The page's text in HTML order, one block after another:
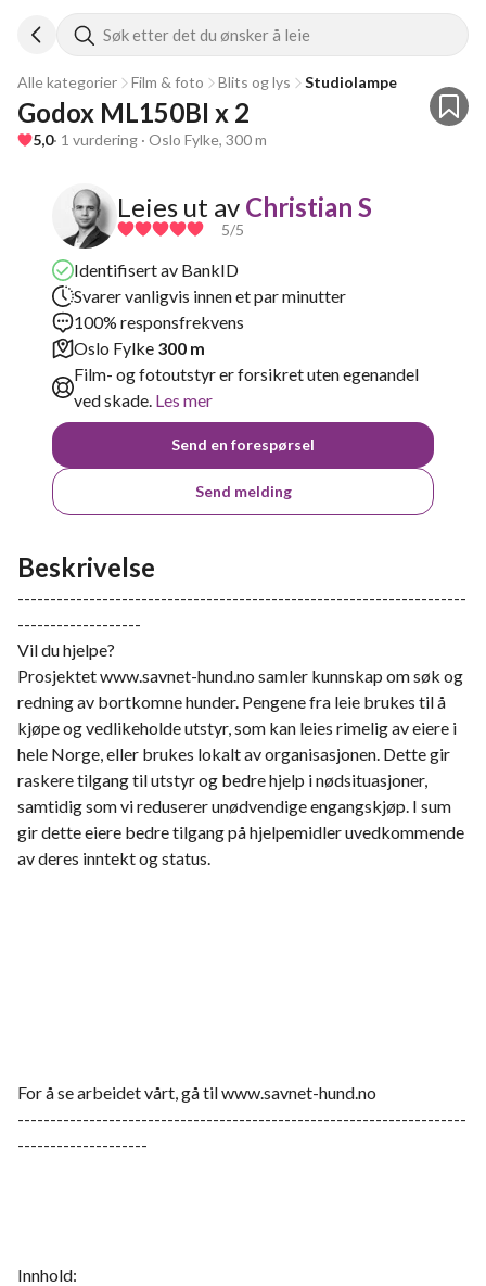
Søk etter det du ønsker å leie
Alle kategorier Film & foto Blits og lys Studiolampe
Godox ML150BI x 2
5,0· 1 vurdering · Oslo Fylke, 300 m
Leies ut av Christian S
5/5
Identifisert av BankID
Svarer vanligvis innen et par minutter
100% responsfrekvens
Oslo Fylke 300 m
Film- og fotoutstyr er forsikret uten egenandel
ved skade. Les mer
Send en forespørsel
Send melding
Beskrivelse
---------------------------------------------------------------------
-------------------
Vil du hjelpe?
Prosjektet www.savnet-hund.no samler kunnskap om søk og
redning av bortkomne hunder. Pengene fra leie brukes til å
kjøpe og vedlikeholde utstyr, som kan leies rimelig av eiere i
hele Norge, eller brukes lokalt av organisasjonen. Dette gir
raskere tilgang til utstyr og bedre hjelp i nødsituasjoner,
samtidig som vi reduserer unødvendige engangskjøp. I sum
gir dette eiere bedre tilgang på hjelpemidler uvedkommende
av deres inntekt og status.
For å se arbeidet vårt, gå til www.savnet-hund.no
---------------------------------------------------------------------
--------------------
Innhold: